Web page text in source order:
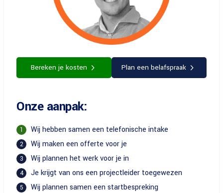
Bereken je kosten Plan een belafspraak
Onze aanpak:
1 Wij hebben samen een telefonische intake
2 Wij maken een offerte voor je
3 Wij plannen het werk voor je in
4 Je krijgt van ons een projectleider toegewezen
5 Wij plannen samen een startbespreking